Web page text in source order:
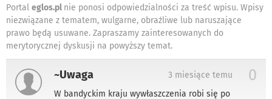
Portal eglos.pl nie ponosi odpowiedzialności za treść wpisu. Wpisy
niezwiązane z tematem, wulgarne, obraźliwe lub naruszające
prawo będą usuwane. Zapraszamy zainteresowanych do
merytorycznej dyskusji na powyższy temat.
~Uwaga 0
3 miesiące temu
W bandyckim kraju wywłaszczenia robi się po